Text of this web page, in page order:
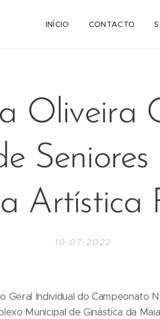
INÍCIO CONTACTO
Oliveira
Seniores
Artística
10-07-2022
Geral Individual do Campeonato
Municipal de Ginástica da